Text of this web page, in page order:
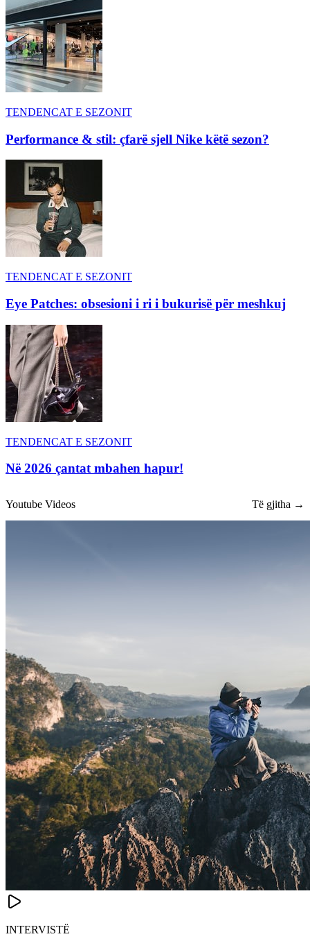
TENDENCAT E SEZONIT
Performance & stil: çfarë sjell Nike këtë sezon?
TENDENCAT E SEZONIT
Eye Patches: obsesioni i ri i bukurisë për meshkuj
TENDENCAT E SEZONIT
Në 2026 çantat mbahen hapur!
Youtube Videos Të gjitha →
INTERVISTË